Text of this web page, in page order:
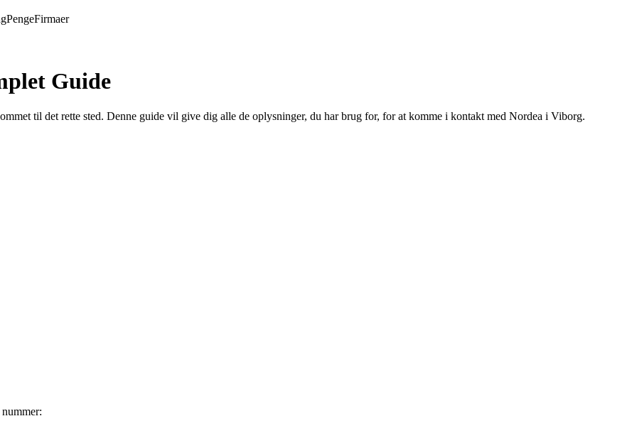
PengeFirmaer
Guide
til det rette sted. Denne guide vil give dig alle de oplysninger, du har brug for, for at komme i kontakt med Nordea i Viborg.